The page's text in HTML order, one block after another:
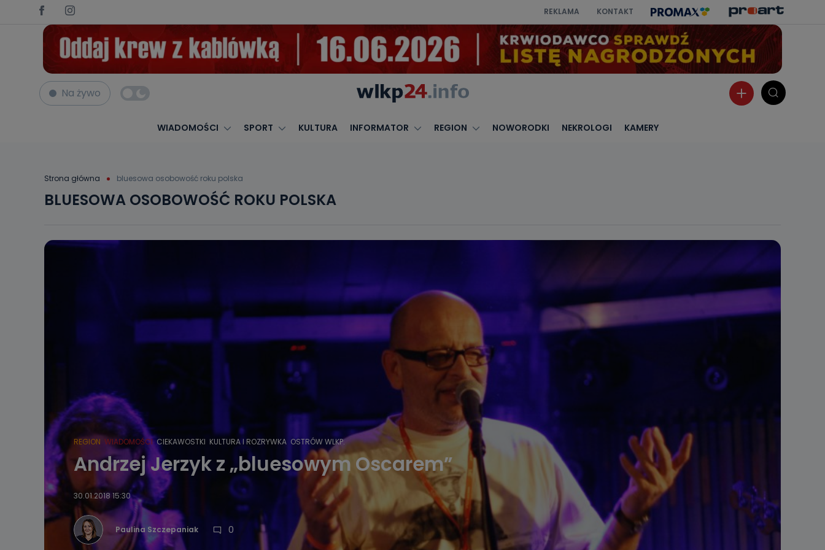
REKLAMA KONTAKT
Na żywo
WIADOMOŚCI SPORT KULTURA INFORMATOR REGION NOWORODKI NEKROLOGI KAMERY
Strona główna bluesowa osobowość roku polska
BLUESOWA OSOBOWOŚĆ ROKU POLSKA
REGION WIADOMOŚCI CIEKAWOSTKI KULTURA I ROZRYWKA OSTRÓW WLKP.
Andrzej Jerzyk z „bluesowym Oscarem”
30.01.2018 15:30
Paulina Szczepaniak 0